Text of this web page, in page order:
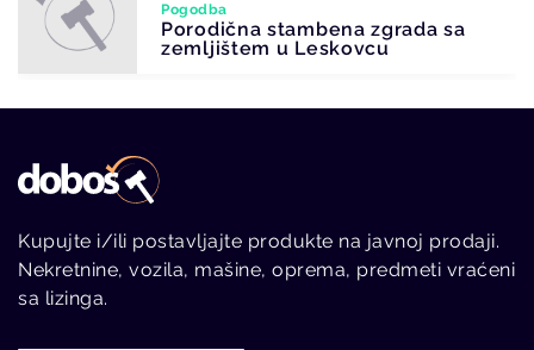
Kontakt
Poslovna zgrada u Aranđelovcu
Kupujte i/ili postavljajte produkte na javnoj prodaji.
Nekretnine, vozila, mašine, oprema, predmeti vraćeni
sa lizinga.